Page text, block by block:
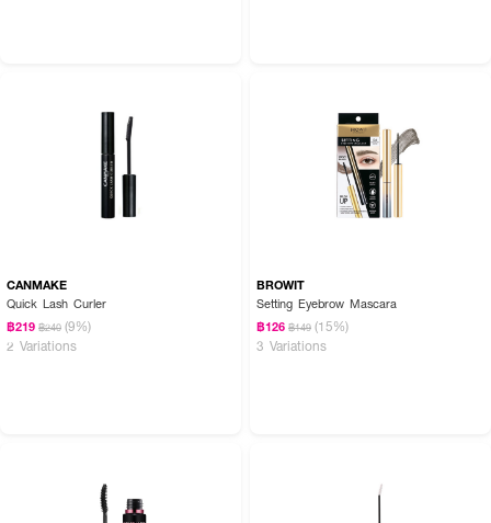
CANMAKE
Quick Lash Curler
฿219 ฿240 (9%)
2 Variations
BROWIT
Setting Eyebrow Mascara
฿126 ฿149 (15%)
3 Variations